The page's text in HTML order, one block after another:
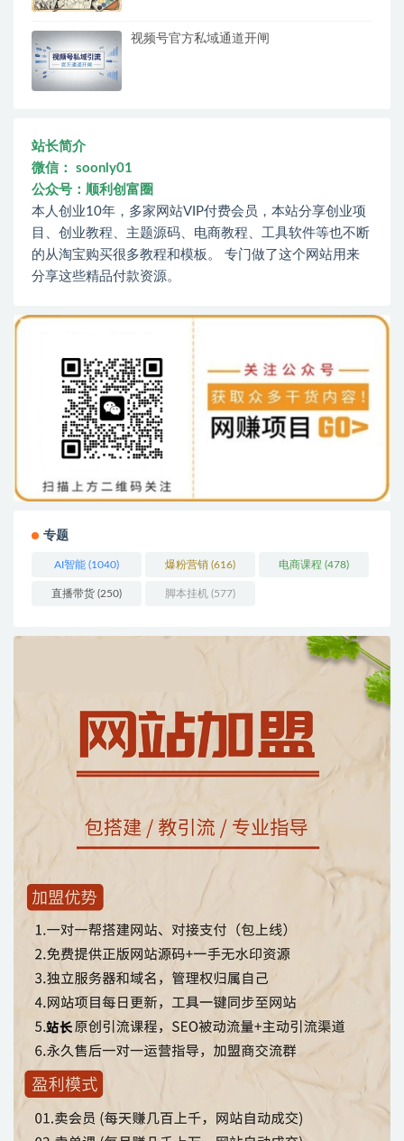
视频号官方私域通道开闸
站长简介
微信： soonly01
公众号：顺利创富圈
本人创业10年，多家网站VIP付费会员，本站分享创业项
目、创业教程、主题源码、电商教程、工具软件等也不断
的从淘宝购买很多教程和模板。 专门做了这个网站用来
分享这些精品付款资源。
专题
AI智能 (1040) 爆粉营销 (616) 电商课程 (478)
直播带货 (250) 脚本挂机 (577)